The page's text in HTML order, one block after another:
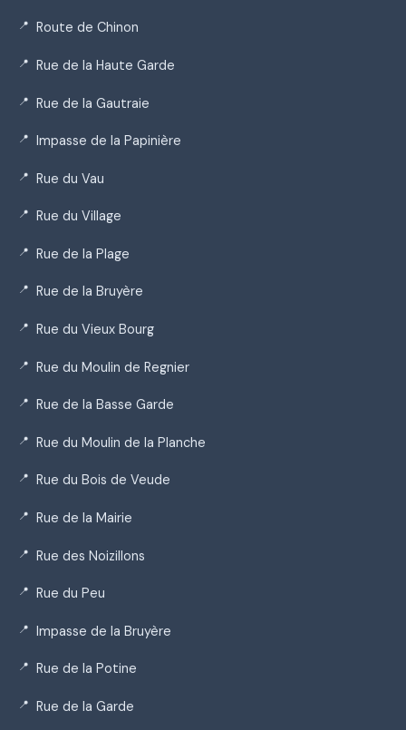
Route de Chinon
Rue de la Haute Garde
Rue de la Gautraie
Impasse de la Papinière
Rue du Vau
Rue du Village
Rue de la Plage
Rue de la Bruyère
Rue du Vieux Bourg
Rue du Moulin de Regnier
Rue de la Basse Garde
Rue du Moulin de la Planche
Rue du Bois de Veude
Rue de la Mairie
Rue des Noizillons
Rue du Peu
Impasse de la Bruyère
Rue de la Potine
Rue de la Garde